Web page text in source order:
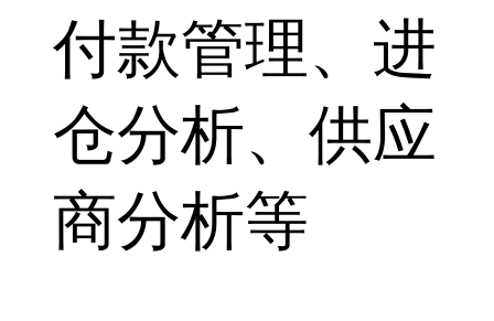
付款管理、进
仓分析、供应
商分析等